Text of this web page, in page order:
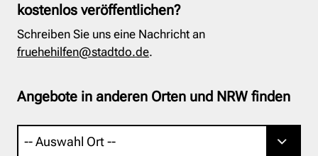
kostenlos veröffentlichen?
Schreiben Sie uns eine Nachricht an
fruehehilfen@stadtdo.de.
Angebote in anderen Orten und NRW finden